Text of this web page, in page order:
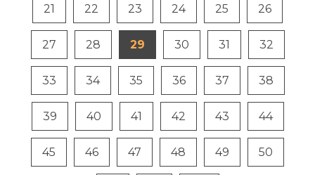
21 22 23 24 25 26
27 28 29 30 31 32
33 34 35 36 37 38
39 40 41 42 43 44
45 46 47 48 49 50